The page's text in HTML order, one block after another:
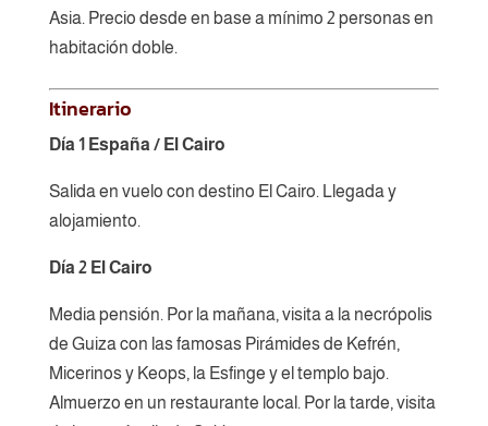
Asia. Precio desde en base a mínimo 2 personas en
habitación doble.
Itinerario
Día 1 España / El Cairo
Salida en vuelo con destino El Cairo. Llegada y
alojamiento.
Día 2 El Cairo
Media pensión. Por la mañana, visita a la necrópolis
de Guiza con las famosas Pirámides de Kefrén,
Micerinos y Keops, la Esfinge y el templo bajo.
Almuerzo en un restaurante local. Por la tarde, visita